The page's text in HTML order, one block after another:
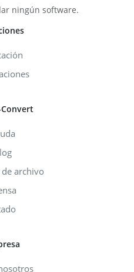
ningún software.
archivo